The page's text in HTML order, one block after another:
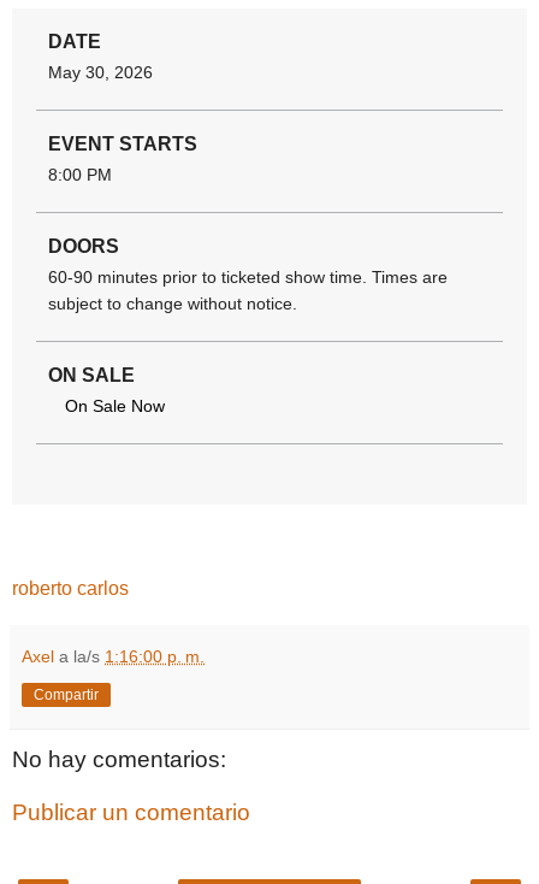
DATE
May 30 , 2026
EVENT STARTS
8:00 PM
DOORS
60-90 minutes prior to ticketed show time. Times are
subject to change without notice.
ON SALE
On Sale Now
roberto carlos
Axel a la/s 1:16:00 p. m.
Compartir
No hay comentarios:
Publicar un comentario